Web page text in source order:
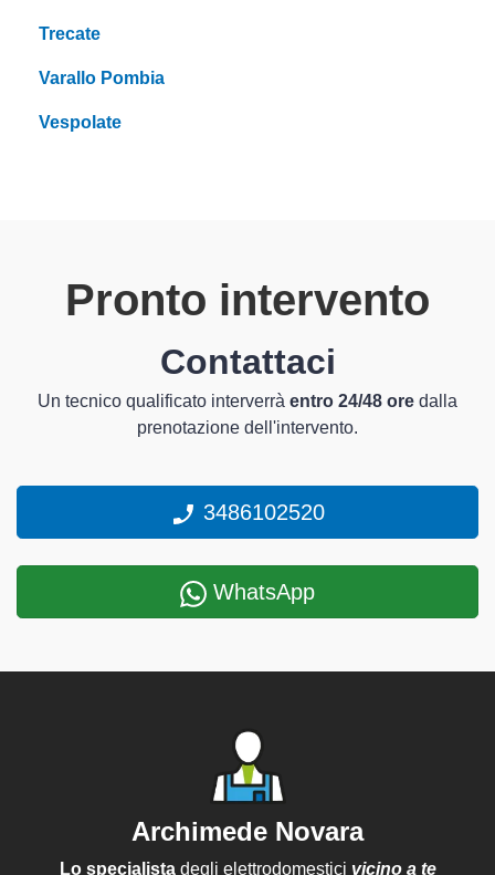
Trecate
Varallo Pombia
Vespolate
Pronto intervento
Contattaci
Un tecnico qualificato interverrà entro 24/48 ore dalla
prenotazione dell'intervento.
3486102520
WhatsApp
Archimede Novara
Lo specialistadegli elettrodomestici vicino a te